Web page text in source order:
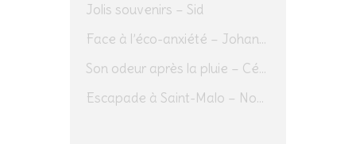
Jolis souvenirs – Sid
Face à l’éco-anxiété – Johannes Herrmann
Son odeur après la pluie – Cédric Sapin-Defour
Escapade à Saint-Malo – Novembre 2025 – Jour 1